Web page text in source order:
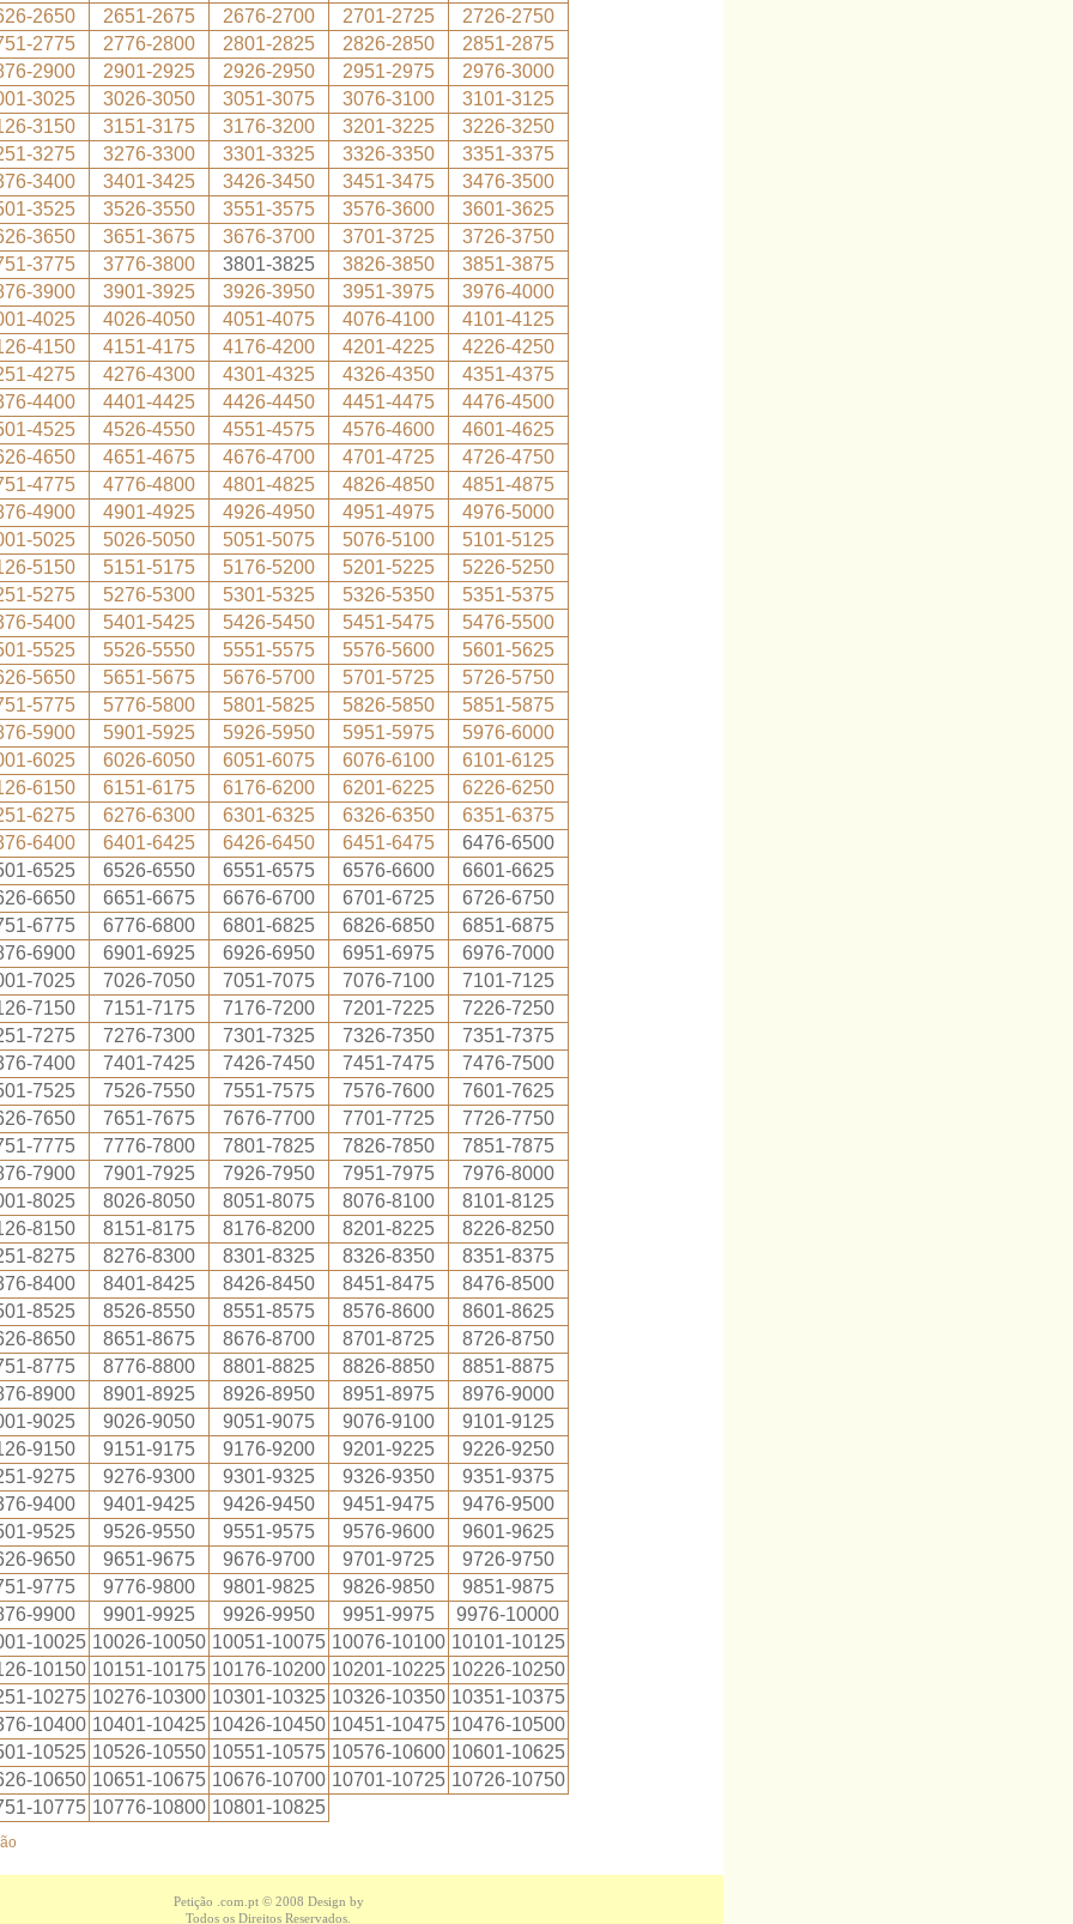
2650
2651-2675 2676-2700 2701-2725
2726-2750
2775
2776-2800 2801-2825 2826-2850
2851-2875
2900
2901-2925 2926-2950 2951-2975
2976-3000
3025
3026-3050 3051-3075 3076-3100
3101-3125
3150
3151-3175 3176-3200 3201-3225
3226-3250
3275
3276-3300 3301-3325 3326-3350
3351-3375
3400
3401-3425 3426-3450 3451-3475
3476-3500
3525
3526-3550 3551-3575 3576-3600
3601-3625
3650
3651-3675 3676-3700 3701-3725
3726-3750
3775
3776-3800 3801-3825 3826-3850
3851-3875
3900
3901-3925 3926-3950 3951-3975
3976-4000
4025
4026-4050 4051-4075 4076-4100
4101-4125
4150
4151-4175 4176-4200 4201-4225
4226-4250
4275
4276-4300 4301-4325 4326-4350
4351-4375
4400
4401-4425 4426-4450 4451-4475
4476-4500
4525
4526-4550 4551-4575 4576-4600
4601-4625
4650
4651-4675 4676-4700 4701-4725
4726-4750
4775
4776-4800 4801-4825 4826-4850
4851-4875
4900
4901-4925 4926-4950 4951-4975
4976-5000
5025
5026-5050 5051-5075 5076-5100
5101-5125
5150
5151-5175 5176-5200 5201-5225
5226-5250
5275
5276-5300 5301-5325 5326-5350
5351-5375
5400
5401-5425 5426-5450 5451-5475
5476-5500
5525
5526-5550 5551-5575 5576-5600
5601-5625
5650
5651-5675 5676-5700 5701-5725
5726-5750
5775
5776-5800 5801-5825 5826-5850
5851-5875
5900
5901-5925 5926-5950 5951-5975
5976-6000
6025
6026-6050 6051-6075 6076-6100
6101-6125
6150
6151-6175 6176-6200 6201-6225
6226-6250
6275
6276-6300 6301-6325 6326-6350
6351-6375
6400
6401-6425 6426-6450 6451-6475
6476-6500
6525
6526-6550 6551-6575 6576-6600
6601-6625
6650
6651-6675 6676-6700 6701-6725
6726-6750
6775
6776-6800 6801-6825 6826-6850
6851-6875
6900
6901-6925 6926-6950 6951-6975
6976-7000
7025
7026-7050 7051-7075 7076-7100
7101-7125
7150
7151-7175 7176-7200 7201-7225
7226-7250
7275
7276-7300 7301-7325 7326-7350
7351-7375
7400
7401-7425 7426-7450 7451-7475
7476-7500
7525
7526-7550 7551-7575 7576-7600
7601-7625
7650
7651-7675 7676-7700 7701-7725
7726-7750
7775
7776-7800 7801-7825 7826-7850
7851-7875
7900
7901-7925 7926-7950 7951-7975
7976-8000
8025
8026-8050 8051-8075 8076-8100
8101-8125
8150
8151-8175 8176-8200 8201-8225
8226-8250
8275
8276-8300 8301-8325 8326-8350
8351-8375
8400
8401-8425 8426-8450 8451-8475
8476-8500
8525
8526-8550 8551-8575 8576-8600
8601-8625
8650
8651-8675 8676-8700 8701-8725
8726-8750
8775
8776-8800 8801-8825 8826-8850
8851-8875
8900
8901-8925 8926-8950 8951-8975
8976-9000
9025
9026-9050 9051-9075 9076-9100
9101-9125
9150
9151-9175 9176-9200 9201-9225
9226-9250
9275
9276-9300 9301-9325 9326-9350
9351-9375
9400
9401-9425 9426-9450 9451-9475
9476-9500
9525
9526-9550 9551-9575 9576-9600
9601-9625
9650
9651-9675 9676-9700 9701-9725
9726-9750
9775
9776-9800 9801-9825 9826-9850
9851-9875
9900
9901-9925 9926-9950 9951-9975
9976-10000
10025 10026-10050 10051-10075 10076-10100 10101-10125
10150 10151-10175 10176-10200 10201-10225 10226-10250
10275 10276-10300 10301-10325 10326-10350 10351-10375
10400 10401-10425 10426-10450 10451-10475 10476-10500
10525 10526-10550 10551-10575 10576-10600 10601-10625
10650 10651-10675 10676-10700 10701-10725 10726-10750
10775 10776-10800 10801-10825
Petição .com.pt© 2008 Design by
Todos os Direitos Reservados.